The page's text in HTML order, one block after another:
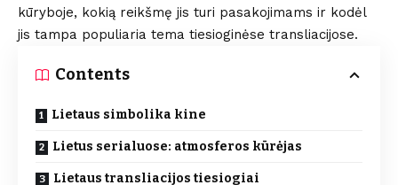
kūryboje, kokią reikšmę jis turi pasakojimams ir kodėl
jis tampa populiaria tema tiesioginėse transliacijose.
Contents
Lietaus simbolika kine
Lietus serialuose: atmosferos kūrėjas
Lietaus transliacijos tiesiogiai